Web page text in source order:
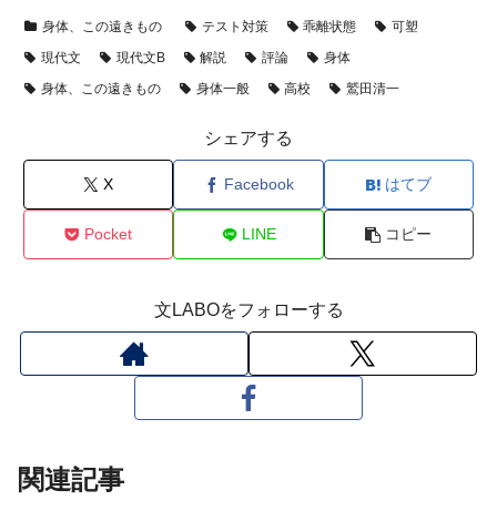
身体、この遠きもの テスト対策 乖離状態
可塑
現代文
現代文B 解説 評論
身体
身体、この遠きもの
身体一般 高校 鷲田清一
シェアする
X Facebook はてブ
Pocket LINE コピー
文LABOをフォローする
関連記事